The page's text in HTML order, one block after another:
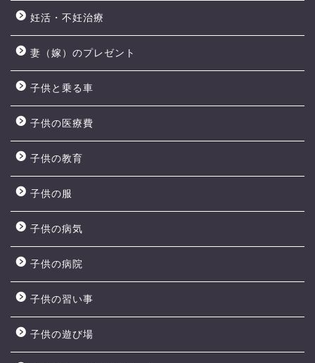
妊活・不妊治療
妻（嫁）のプレゼント
子供と乗る車
子供の医療費
子供の教育
子供の服
子供の病気
子供の病院
子供の習い事
子供の遊び場